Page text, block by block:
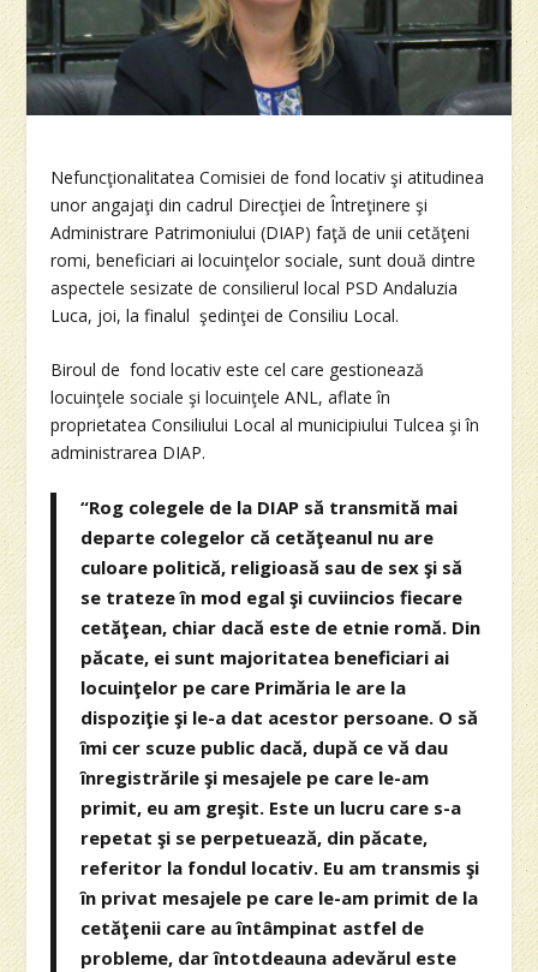
Nefuncţionalitatea Comisiei de fond locativ şi atitudinea
unor angajaţi din cadrul Direcţiei de Întreţinere şi
Administrare Patrimoniului (DIAP) faţă de unii cetăţeni
romi, beneficiari ai locuinţelor sociale, sunt două dintre
aspectele sesizate de consilierul local PSD Andaluzia
Luca, joi, la finalul şedinţei de Consiliu Local.
Biroul de fond locativ este cel care gestionează
locuinţele sociale şi locuinţele ANL, aflate în
proprietatea Consiliului Local al municipiului Tulcea şi în
administrarea DIAP.
“Rog colegele de la DIAP să transmită mai
departe colegelor că cetăţeanul nu are
culoare politică, religioasă sau de sex şi să
se trateze în mod egal şi cuviincios fiecare
cetăţean, chiar dacă este de etnie romă. Din
păcate, ei sunt majoritatea beneficiari ai
locuinţelor pe care Primăria le are la
dispoziţie şi le-a dat acestor persoane. O să
îmi cer scuze public dacă, după ce vă dau
înregistrările şi mesajele pe care le-am
primit, eu am greşit. Este un lucru care s-a
repetat şi se perpetuează, din păcate,
referitor la fondul locativ. Eu am transmis şi
în privat mesajele pe care le-am primit de la
cetăţenii care au întâmpinat astfel de
probleme, dar întotdeauna adevărul este